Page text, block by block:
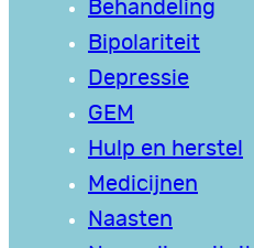
Behandeling
Bipolariteit
Depressie
GEM
Hulp en herstel
Medicijnen
Naasten